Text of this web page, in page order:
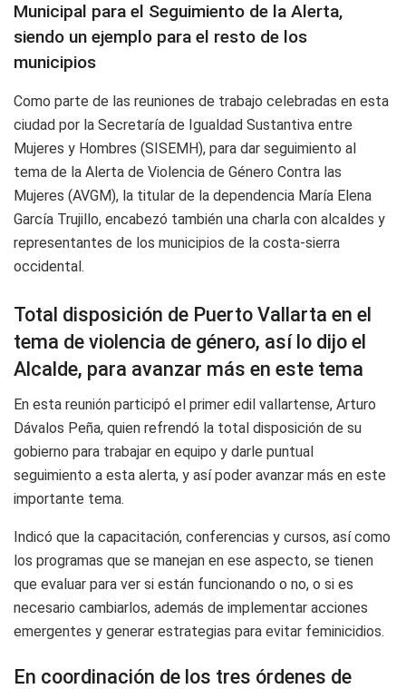
Municipal para el Seguimiento de la Alerta,
siendo un ejemplo para el resto de los
municipios
Como parte de las reuniones de trabajo celebradas en esta
ciudad por la Secretaría de Igualdad Sustantiva entre
Mujeres y Hombres (SISEMH), para dar seguimiento al
tema de la Alerta de Violencia de Género Contra las
Mujeres (AVGM), la titular de la dependencia María Elena
García Trujillo, encabezó también una charla con alcaldes y
representantes de los municipios de la costa-sierra
occidental.
Total disposición de Puerto Vallarta en el
tema de violencia de género, así lo dijo el
Alcalde, para avanzar más en este tema
En esta reunión participó el primer edil vallartense, Arturo
Dávalos Peña, quien refrendó la total disposición de su
gobierno para trabajar en equipo y darle puntual
seguimiento a esta alerta, y así poder avanzar más en este
importante tema.
Indicó que la capacitación, conferencias y cursos, así como
los programas que se manejan en ese aspecto, se tienen
que evaluar para ver si están funcionando o no, o si es
necesario cambiarlos, además de implementar acciones
emergentes y generar estrategias para evitar feminicidios.
En coordinación de los tres órdenes de